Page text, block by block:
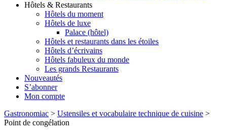
Hôtels & Restaurants
Hôtels du moment
Hôtels de luxe
Palace (hôtel)
Hôtels et restaurants dans les étoiles
Hôtels d’écrivains
Hôtels fabuleux du monde
Les grands Restaurants
Nouveautés
S’abonner
Mon compte
Gastronomiac > Ustensiles et vocabulaire technique de cuisine >
Point de congélation